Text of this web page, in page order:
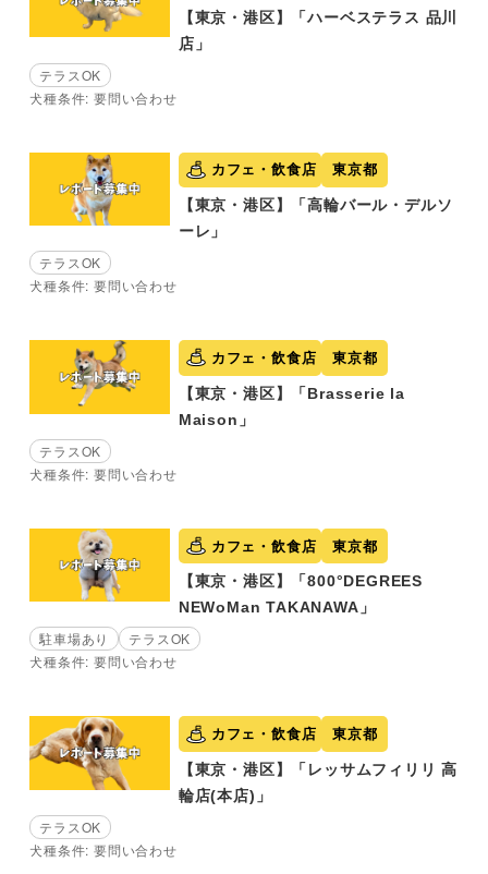
【東京・港区】「ハーベステラス 品川
店」
テラスOK
犬種条件: 要問い合わせ
カフェ・飲食店 東京都
【東京・港区】「高輪バール・デルソ
ーレ」
テラスOK
犬種条件: 要問い合わせ
カフェ・飲食店 東京都
【東京・港区】「Brasserie la
Maison」
テラスOK
犬種条件: 要問い合わせ
カフェ・飲食店 東京都
【東京・港区】「800°DEGREES
NEWoMan TAKANAWA」
駐車場あり
テラスOK
犬種条件: 要問い合わせ
カフェ・飲食店 東京都
【東京・港区】「レッサムフィリリ 高
輪店(本店)」
テラスOK
犬種条件: 要問い合わせ